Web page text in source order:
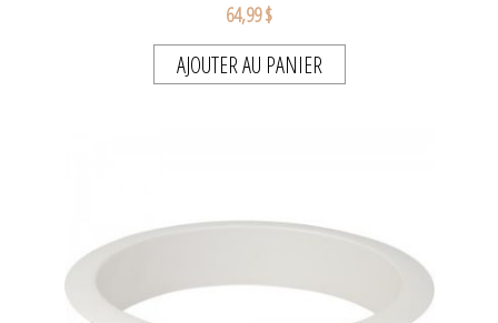
64,99 $
AJOUTER AU PANIER